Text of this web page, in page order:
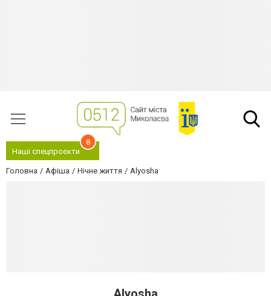
Наші спецпроєкти
8
Головна Афіша Нічне життя Alyosha